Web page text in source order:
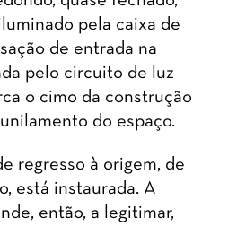
pela caixa de
de entrada na
pelo circuito de luz
o cimo da construção
do espaço.
regresso à origem, de
está instaurada. A
então, a legitimar,